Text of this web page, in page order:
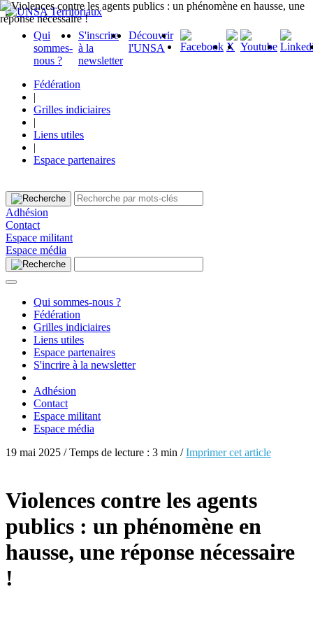
Qui
sommes-
nous ?
S'inscrire
à la
newsletter
Découvrir
l'UNSA
Fédération
|
Grilles indiciaires
|
Liens utiles
|
Espace partenaires
Adhésion
Contact
Espace militant
Espace média
Qui sommes-nous ?
Fédération
Grilles indiciaires
Liens utiles
Espace partenaires
S'incrire à la newsletter
Adhésion
Contact
Espace militant
Espace média
19 mai 2025 / Temps de lecture : 3 min /Imprimer cet article
Violences contre les agents
publics : un phénomène en
hausse, une réponse nécessaire
!